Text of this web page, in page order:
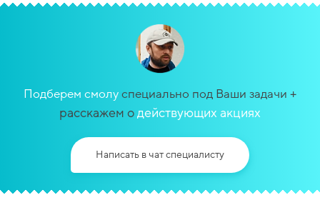
Подберем смолуспециально под Ваши задачи +
расскажем одействующих акциях
Написать в чат специалисту